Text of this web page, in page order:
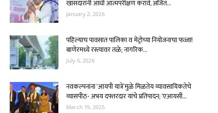
खासदारांनी आधी आत्मपरीक्षण करावे, अजित...
January 2, 2026
पहिल्याच पावसात पालिका व मेट्रोच्या नियोजनाचा फज्जा!
बाणेरमध्ये रस्त्यावर तळे; नागरिक...
July 6, 2026
नवकल्पनांना ‘आयपी यात्रे’मुळे मिळतेय व्यावसायिकतेचे
व्यासपीठ- अभय दफ्तरदार यांचे प्रतिपादन; ‘एआयसी...
March 19, 2025